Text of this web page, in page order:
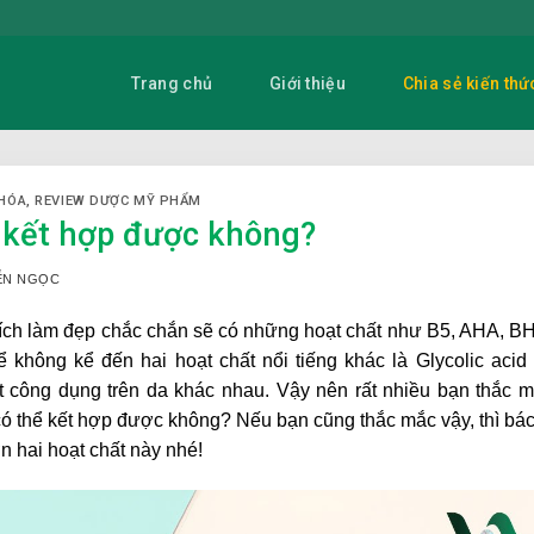
Trang chủ Giới thiệu Chia sẻ kiến
,REVIEW DƯỢC MỸ PHẨM
hợp được không?
NGỌC
làm đẹp chắc chắn sẽ có những hoạt chất như B5, AHA,
kể đến hai hoạt chất nổi tiếng khác là Glycolic acid
dụng trên da khác nhau. Vậy nên rất nhiều bạn thắc
thể kết hợp được không? Nếu bạn cũng thắc mắc vậy, thì
hai hoạt chất này nhé!